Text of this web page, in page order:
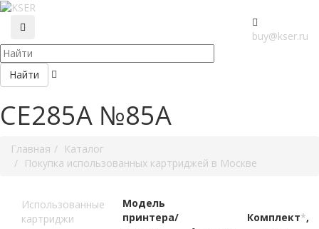
buy@kser.ru
Найти
CE285A №85A
Главная
Каталог
Покупка использованных картриджей в Москве
Использованные
картриджи
Модель
принтера/
Комплект*,